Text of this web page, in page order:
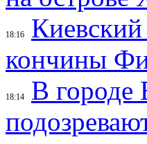
18:16
Киевский
кончины
18:14
В городе